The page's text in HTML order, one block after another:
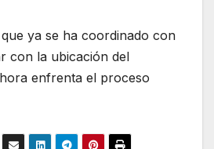
ya se ha coordinado con
con la ubicación del
enfrenta el proceso